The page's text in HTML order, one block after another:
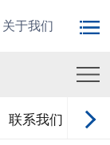
关于我们
联系我们 在线